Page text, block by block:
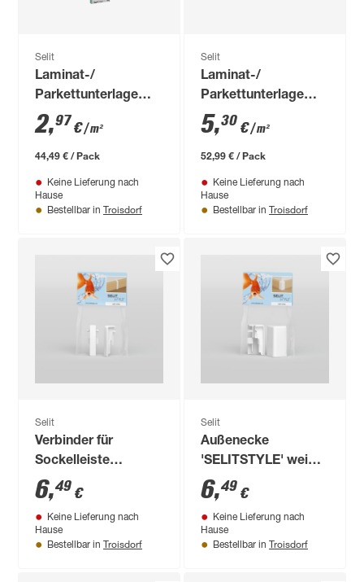
Selit
Laminat-/
Parkettunterlage
'SELITAC basic+' 2,2
mm, 1,2 x 12,5 m, 15
m²
2,97€/ m²
44,49 € / Pack
Keine Lieferung nach
Hause
Bestellbar in Troisdorf
Selit
Laminat-/
Parkettunterlage
'SELITAC pro+' 2,2
mm, 1 x 10 m, 10 m²
5,30 €/ m²
52,99 € / Pack
Keine Lieferung nach
Hause
Bestellbar in Troisdorf
Selit
Verbinder für
Sockelleiste
'SELITSTYLE' weiß 5
cm 2 Stück
6,49 €
Keine Lieferung nach
Hause
Bestellbar in Troisdorf
Selit
Außenecke
'SELITSTYLE' weiß 2
Stück
6,49 €
Keine Lieferung nach
Hause
Bestellbar in Troisdorf